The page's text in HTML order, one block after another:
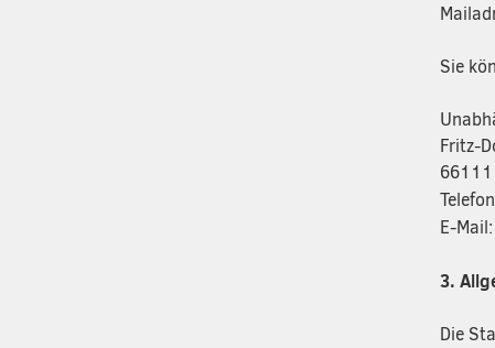
Sie
Fritz-
E-Mail:
3.
Die